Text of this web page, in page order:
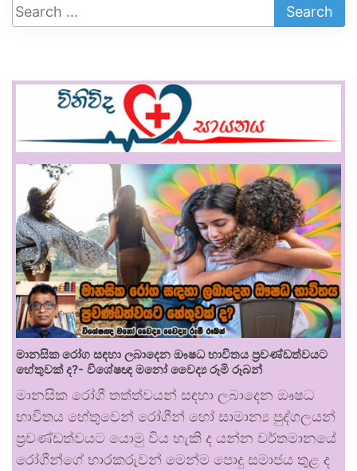
මානසික රෝග සඳහා ලබාදෙන ඖෂධ භාවිතය ප්‍රචණ්ඩත්වයට
හේතුවක් ද?- විශේෂඥ මනෝ වෛද්‍ය රූමි රූබන්
මානසික රෝගී තත්ත්වයන් සඳහා ලබාදෙන ඖෂධ
භාවිතය හේතුවෙන් රෝගීන් හෝ සාමාන්‍ය පුද්ගලයන්
ප්‍රචණ්ඩත්වයට යොමු විය හැකි ද යන්න වර්තමානයේ
රෝගීන්ගේ භාරකරුවන් මෙන්ම පොදු සමාජය තුළ ද